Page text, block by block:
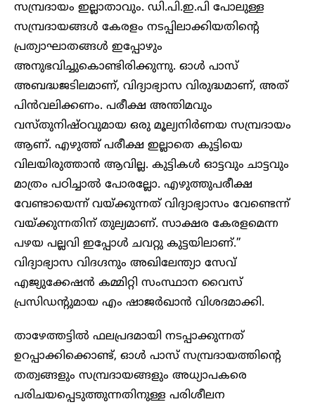
സമ്പ്രദായം ഇല്ലാതാവും. ഡി.പി.ഇ.പി പോലുള്ള
സമ്പ്രദായങ്ങൾ കേരളം നടപ്പിലാക്കിയതിന്റെ
പ്രത്യാഘാതങ്ങൾ ഇപ്പോഴും
അനുഭവിച്ചുകൊണ്ടിരിക്കുന്നു. ഓൾ പാസ്
അബദ്ധജടിലമാണ്, വിദ്യാഭ്യാസ വിരുദ്ധമാണ്, അത്
പിൻവലിക്കണം. പരീക്ഷ അന്തിമവും
വസ്തുനിഷ്ഠവുമായ ഒരു മൂല്യനിർണയ സമ്പ്രദായം
ആണ്. എഴുത്ത് പരീക്ഷ ഇല്ലാതെ കുട്ടിയെ
വിലയിരുത്താൻ ആവില്ല. കുട്ടികൾ ഓട്ടവും ചാട്ടവും
മാത്രം പഠിച്ചാൽ പോരല്ലോ. എഴുത്തുപരീക്ഷ
വേണ്ടായെന്ന് വയ്ക്കുന്നത് വിദ്യാഭ്യാസം വേണ്ടെന്ന്
വയ്ക്കുന്നതിന് തുല്യമാണ്. സാക്ഷര കേരളമെന്ന
പഴയ പല്ലവി ഇപ്പോൾ ചവറ്റു കുട്ടയിലാണ്.”
വിദ്യാഭ്യാസ വിദഗ്ദനും അഖിലേന്ത്യാ സേവ്
എജ്യുക്കേഷൻ കമ്മിറ്റി സംസ്ഥാന വൈസ്
പ്രസിഡന്റുമായ എം ഷാജർഖാൻ വിശദമാക്കി.
താഴേത്തട്ടിൽ ഫലപ്രദമായി നടപ്പാക്കുന്നത്
ഉറപ്പാക്കിക്കൊണ്ട്, ഓൾ പാസ് സമ്പ്രദായത്തിൻ്റെ
തത്വങ്ങളും സമ്പ്രദായങ്ങളും അധ്യാപകരെ
പരിചയപ്പെടുത്തുന്നതിനുള്ള പരിശീലന